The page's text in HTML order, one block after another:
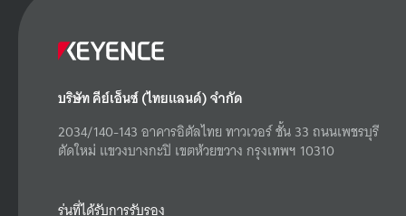
บริษัท คีย์เอ็นซ์ (ไทยแลนด์) จำกัด
2034/140-143 อาคารอิตัลไทย ทาวเวอร์ ชั้น 33 ถนนเพชรบุรี
ตัดใหม่ แขวงบางกะปิ เขตห้วยขวาง กรุงเทพฯ 10310
รุ่นที่ได้รับการรับรอง